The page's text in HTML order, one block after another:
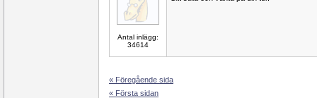
Antal inlägg:
34614
« Föregående sida
« Första sidan